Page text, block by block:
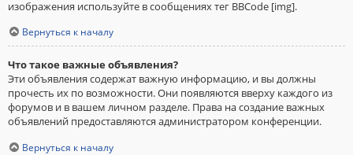
изображения используйте в сообщениях тег BBCode [img].
Вернуться к началу
Что такое важные объявления?
Эти объявления содержат важную информацию, и вы должны
прочесть их по возможности. Они появляются вверху каждого из
форумов и в вашем личном разделе. Права на создание важных
объявлений предоставляются администратором конференции.
Вернуться к началу